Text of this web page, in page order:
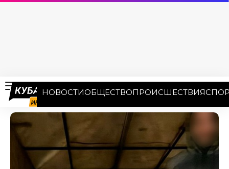
НОВОСТИОБЩЕСТВОПРОИСШЕСТВИЯ